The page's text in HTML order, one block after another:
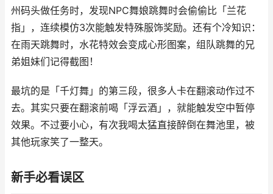
州码头做任务时，发现NPC舞娘跳舞时会偷偷比「兰花
指」，连续模仿3次能触发特殊服饰奖励。还有个冷知识：
在雨天跳舞时，水花特效会变成心形图案，组队跳舞的兄
弟姐妹们记得截图！
最坑的是「千灯舞」的第三段，很多人卡在翻滚动作过不
去。其实只要在翻滚前喝「浮云酒」，就能触发空中暂停
效果。不过要小心，有次我喝太猛直接醉倒在舞池里，被
其他玩家笑了一整天。
新手必看误区